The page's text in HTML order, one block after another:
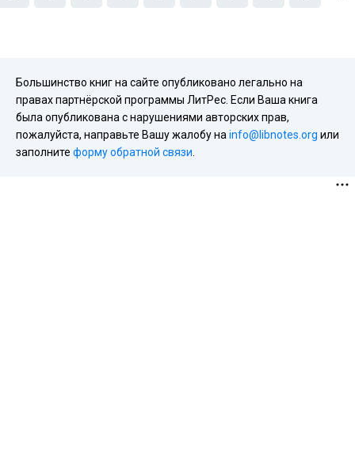
Большинство книг на сайте опубликовано легально на
правах партнёрской программы ЛитРес. Если Ваша книга
была опубликована с нарушениями авторских прав,
пожалуйста, направьте Вашу жалобу на info@libnotes.org или
заполните форму обратной связи